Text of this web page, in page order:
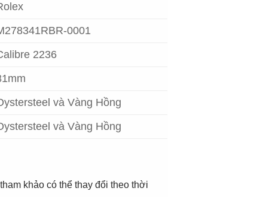
0001
2236
và Vàng Hồng
và Vàng Hồng
khảo có thể thay đổi theo thời